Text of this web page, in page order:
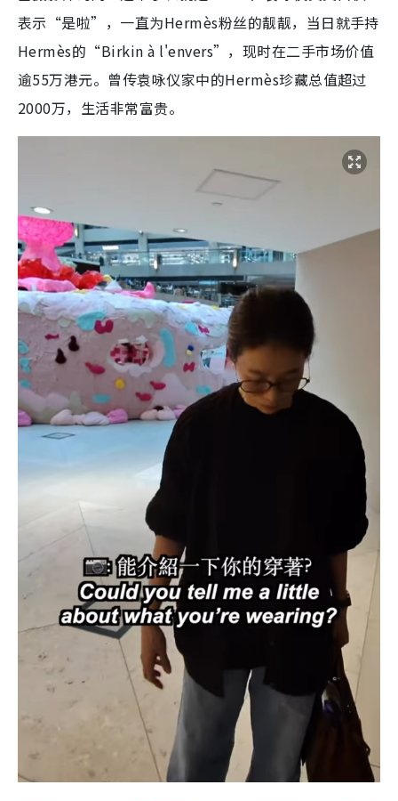
表示“是啦”，一直为Hermès粉丝的靓靓，当日就手持
Hermès的“Birkin à l'envers”，现时在二手市场价值
逾55万港元。曾传袁咏仪家中的Hermès珍藏总值超过
2000万，生活非常富贵。